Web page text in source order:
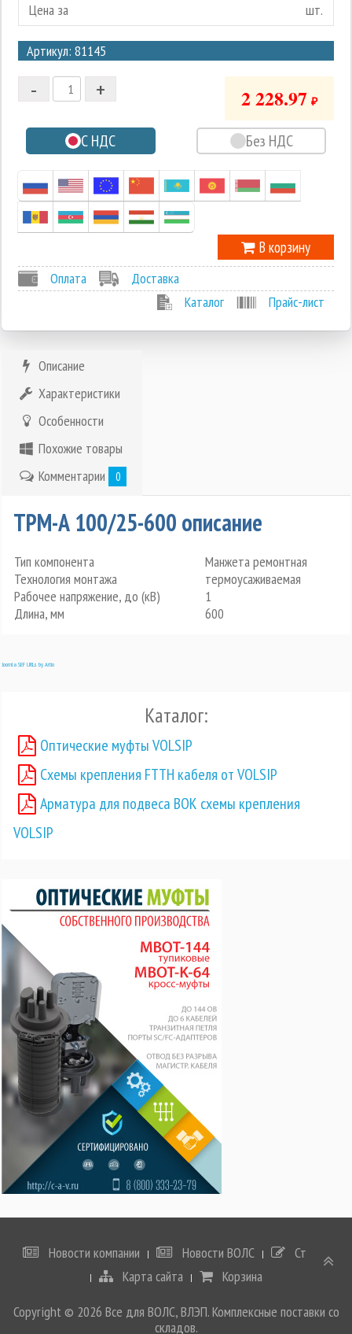
Цена за
шт.
Артикул: 81145
3
2
1
-1
+
- 2 228.97 ₽
С НДС Без НДС
В корзину
Оплата
Доставка
Каталог
Прайс-лист
Описание
Характеристики
Особенности
Похожие товары
Комментарии
0
ТРМ-А 100/25-600 описание
Тип компонента
Манжета ремонтная
Технология монтажа
термоусаживаемая
Рабочее напряжение, до (кВ)
1
Длина, мм
600
Joomla SEF URLs by Artio
Каталог:
Оптические муфты VOLSIP
Схемы крепления FTTH кабеля от VOLSIP
Арматура для подвеса ВОК схемы крепления
VOLSIP
Новости компании Новости ВОЛС
Статьи
Карта сайта
Корзина
Copyright © 2026 Все для ВОЛС, ВЛЭП. Комплексные поставки со
складов.